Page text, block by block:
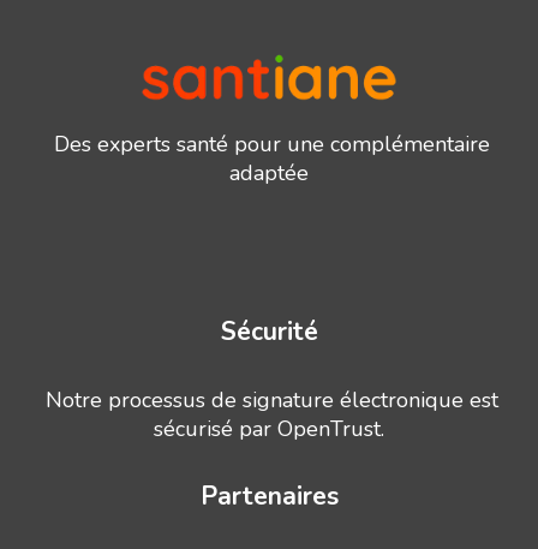
Des experts santé pour une complémentaire
adaptée
Sécurité
Notre processus de signature électronique est
sécurisé par OpenTrust.
Partenaires